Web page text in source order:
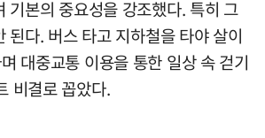
기본의 중요성을 강조했다. 특히 그
된다. 버스 타고 지하철을 타야 살이
대중교통 이용을 통한 일상 속 걷기
비결로 꼽았다.